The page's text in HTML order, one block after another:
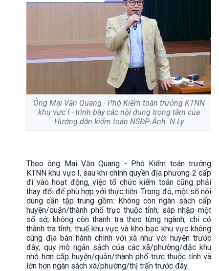
Ông Mai Văn Quang - Phó Kiểm toán trưởng KTNN
khu vực I - trình bày các nội dung trọng tâm của
Hướng dẫn kiểm toán NSĐP. Ảnh: N.Ly
Theo ông Mai Văn Quang - Phó Kiểm toán trưởng
KTNN khu vực I, sau khi chính quyền địa phương 2 cấp
đi vào hoạt động, việc tổ chức kiểm toán cũng phải
thay đổi để phù hợp với thực tiễn. Trong đó, một số nội
dung cần tập trung gồm: Không còn ngân sách cấp
huyện/quận/thành phố trực thuộc tỉnh; sáp nhập một
số sở; không còn thanh tra theo từng ngành, chỉ có
thành tra tỉnh; thuế khu vực và kho bạc khu vực không
cùng địa bàn hành chính với xã như với huyện trước
đây; quy mô ngân sách của các xã/phường/đặc khu
nhỏ hơn cấp huyện/quận/thành phố trực thuộc tỉnh và
lớn hơn ngân sách xã/phường/thị trấn trước đây.